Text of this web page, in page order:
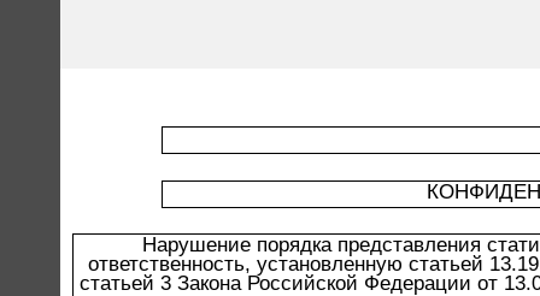
Нарушение порядка представления
ответственность, установленную статьей
статьей 3 Закона Российской Федерации от